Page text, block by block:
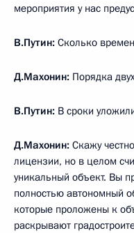
мероприятия у нас
В.Путин: Сколько
Д.Махонин: Порядка
В.Путин: В сроки
Д.Махонин: Скажу
лицензии, но в целом
уникальный объект. Вы
полностью автономный
которые проложены к
раскрывают